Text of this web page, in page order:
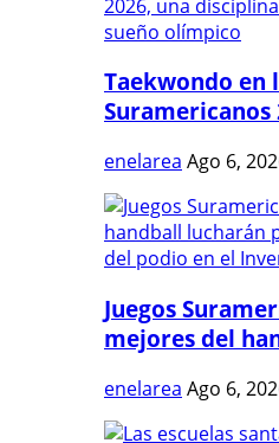
Taekwondo en
Suramericanos
enelarea Ago 6,
Juegos
mejores del
enelarea Ago 6,